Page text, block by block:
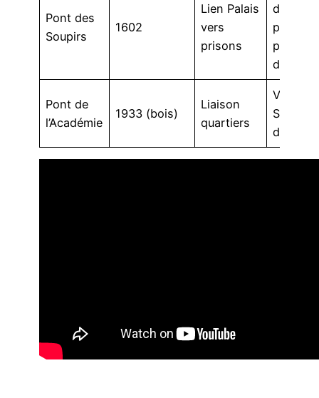
Pont des
Soupirs
1602
Lien Palais
vers
prisons
des
pierre
d’Istrie
Pont de
l’Académie
1933 (bois)
Liaison
quartiers
Vue sur
Santa
della